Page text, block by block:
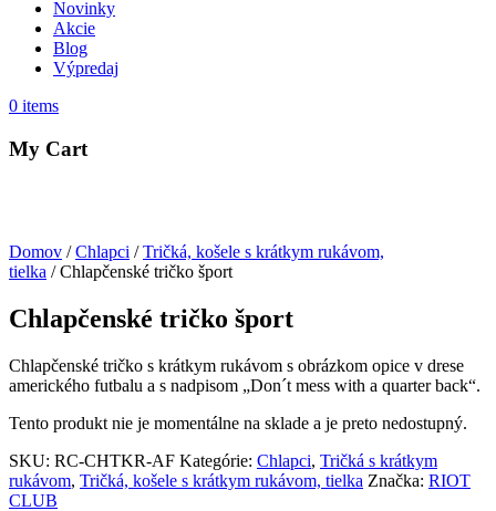
Novinky
Akcie
Blog
Výpredaj
0 items
My Cart
Domov /Chlapci /Tričká, košele s krátkym rukávom,
tielka / Chlapčenské tričko šport
Chlapčenské tričko šport
Chlapčenské tričko s krátkym rukávom s obrázkom opice v drese
amerického futbalu a s nadpisom „Don´t mess with a quarter back“.
Tento produkt nie je momentálne na sklade a je preto nedostupný.
SKU: RC-CHTKR-AF Kategórie: Chlapci, Tričká s krátkym
rukávom, Tričká, košele s krátkym rukávom, tielka Značka: RIOT
CLUB